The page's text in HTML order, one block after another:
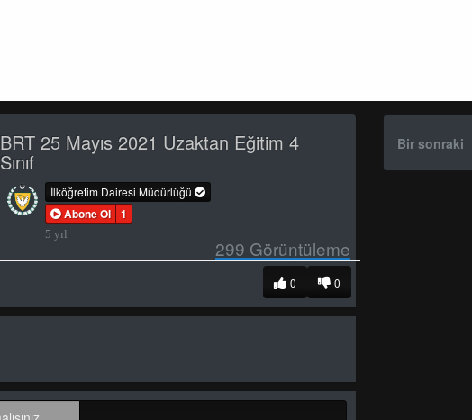
BRT 25 Mayıs 2021 Uzaktan Eğitim 4
Sınıf
İlköğretim Dairesi Müdürlüğü
Abone Ol 1
5 yıl
299 Görüntüleme
0
0
Bir sonraki